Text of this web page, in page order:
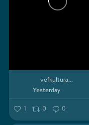
vefkulturaspils
Yesterday
1 0 0